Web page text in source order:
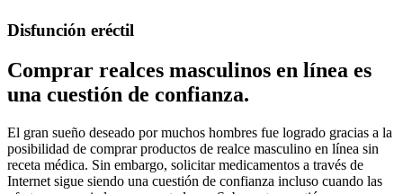
Disfunción eréctil
Comprar realces masculinos en línea es
una cuestión de confianza.
El gran sueño deseado por muchos hombres fue logrado gracias a la
posibilidad de comprar productos de realce masculino en línea sin
receta médica. Sin embargo, solicitar medicamentos a través de
Internet sigue siendo una cuestión de confianza incluso cuando las